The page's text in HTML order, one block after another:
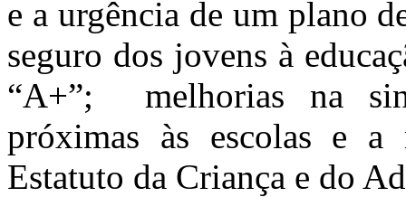
e a urgência de um plano
seguro dos jovens à
“A+”; melhorias na
próximas às escolas e a
Estatuto da Criança e do